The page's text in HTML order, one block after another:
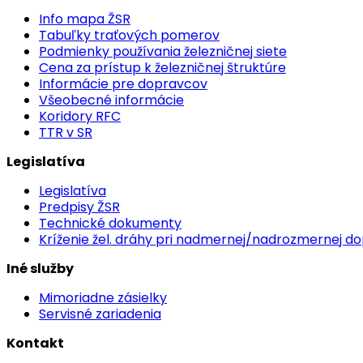
Info mapa ŽSR
Tabuľky traťových pomerov
Podmienky používania železničnej siete
Cena za prístup k železničnej štruktúre
Informácie pre dopravcov
Všeobecné informácie
Koridory RFC
TTR v SR
Legislatíva
Legislatíva
Predpisy ŽSR
Technické dokumenty
Kríženie žel. dráhy pri nadmernej/nadrozmernej
Iné služby
Mimoriadne zásielky
Servisné zariadenia
Kontakt